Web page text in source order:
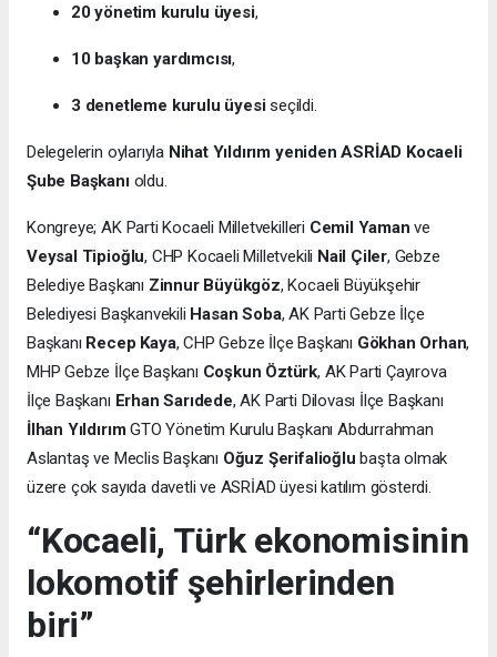
20 yönetim kurulu üyesi,
10 başkan yardımcısı,
3 denetleme kurulu üyesiseçildi.
Delegelerin oylarıyla Nihat Yıldırım yeniden ASRİAD Kocaeli
Şube Başkanıoldu.
Kongreye; AK Parti Kocaeli Milletvekilleri Cemil Yaman ve
Veysal Tipioğlu, CHP Kocaeli Milletvekili Nail Çiler, Gebze
Belediye Başkanı Zinnur Büyükgöz, Kocaeli Büyükşehir
Belediyesi Başkanvekili Hasan Soba, AK Parti Gebze İlçe
Başkanı Recep Kaya, CHP Gebze İlçe Başkanı Gökhan Orhan,
MHP Gebze İlçe Başkanı Coşkun Öztürk, AK Parti Çayırova
İlçe Başkanı Erhan Sarıdede, AK Parti Dilovası İlçe Başkanı
İlhan YıldırımGTO Yönetim Kurulu Başkanı Abdurrahman
Aslantaş ve Meclis Başkanı Oğuz Şerifalioğlu başta olmak
üzere çok sayıda davetli ve ASRİAD üyesi katılım gösterdi.
“Kocaeli, Türk ekonomisinin
lokomotif şehirlerinden
biri”